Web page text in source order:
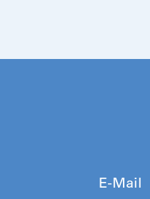
E-Mail